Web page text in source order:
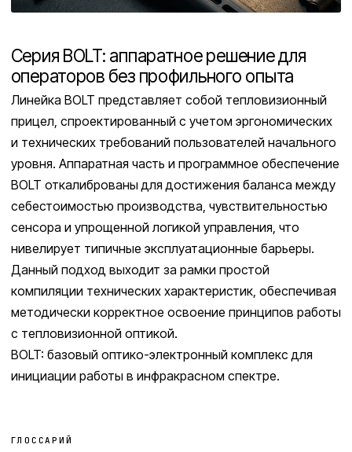
Серия BOLT: аппаратное решение для
операторов без профильного опыта
Линейка BOLT представляет собой тепловизионный
прицел, спроектированный с учетом эргономических
и технических требований пользователей начального
уровня. Аппаратная часть и программное обеспечение
BOLT откалиброваны для достижения баланса между
себестоимостью производства, чувствительностью
сенсора и упрощенной логикой управления, что
нивелирует типичные эксплуатационные барьеры.
Данный подход выходит за рамки простой
компиляции технических характеристик, обеспечивая
методически корректное освоение принципов работы
с тепловизионной оптикой.
BOLT: базовый оптико-электронный комплекс для
инициации работы в инфракрасном спектре.
ГЛОССАРИЙ